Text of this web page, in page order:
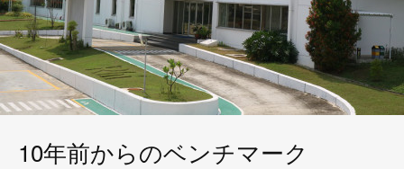
10年前からのベンチマーク